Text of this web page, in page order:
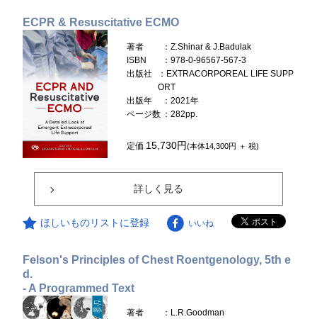
ECPR & Resuscitative ECMO
著者
：Z.Shinar & J.Badulak
ISBN
：978-0-96567-567-3
出版社
：EXTRACORPOREAL LIFE SUPP
ORT
出版年
：2021年
ページ数 ：282pp.
定価 15,730円(本体14,300円 ＋ 税)
詳しく見る
ほしいものリストに登録 いいね
Felson's Principles of Chest Roentgenology, 5th e
d.
- A Programmed Text
著者
：L.R.Goodman